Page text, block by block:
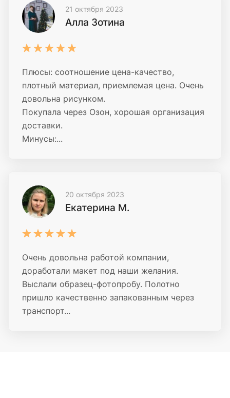
21 октября 2023
Алла Зотина
Плюсы: соотношение цена-качество,
плотный материал, приемлемая цена. Очень
довольна рисунком.
Покупала через Озон, хорошая организация
доставки.
Минусы:...
20 октября 2023
Екатерина М.
Очень довольна работой компании,
доработали макет под наши желания.
Выслали образец-фотопробу. Полотно
пришло качественно запакованным через
транспорт...